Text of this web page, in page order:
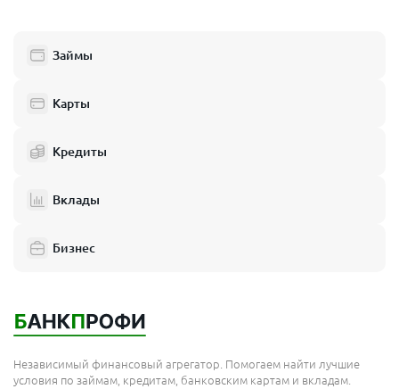
Займы
Карты
Кредиты
Вклады
Бизнес
Независимый финансовый агрегатор. Помогаем найти лучшие
условия по займам, кредитам, банковским картам и вкладам.